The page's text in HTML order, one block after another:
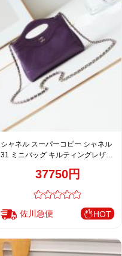
シャネル スーパーコピー シャネル
31 ミニバッグ キルティングレザー
37750円
佐川急便 HOT